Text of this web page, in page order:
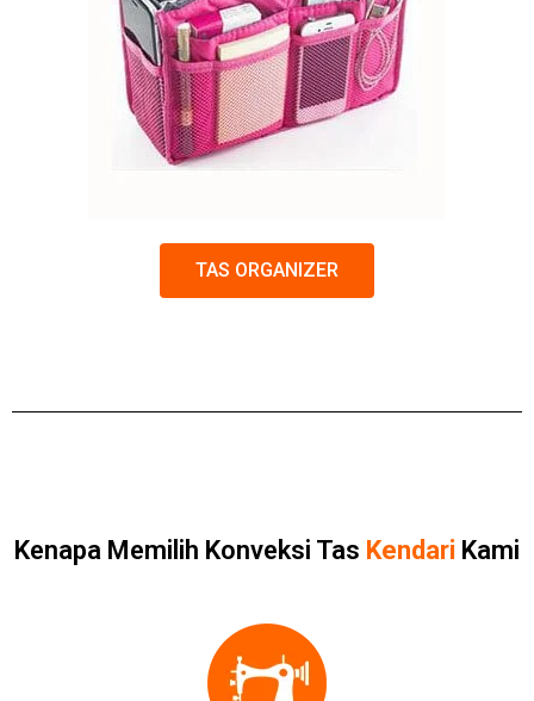
TAS ORGANIZER
Kenapa Memilih Konveksi Tas Kendari Kami